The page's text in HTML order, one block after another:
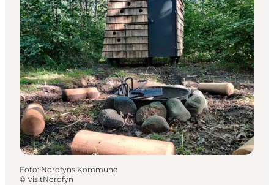
Foto: Nordfyns Kommune
© VisitNordfyn